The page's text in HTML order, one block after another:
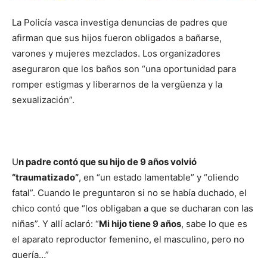
La Policía vasca investiga denuncias de padres que
afirman que sus hijos fueron obligados a bañarse,
varones y mujeres mezclados. Los organizadores
aseguraron que los baños son “una oportunidad para
romper estigmas y liberarnos de la vergüenza y la
sexualización”.
Un padre contó que su hijo de 9 años volvió
“traumatizado”, en “un estado lamentable” y “oliendo
fatal”. Cuando le preguntaron si no se había duchado, el
chico contó que “los obligaban a que se ducharan con las
niñas”. Y allí aclaró: “Mi hijo tiene 9 años, sabe lo que es
el aparato reproductor femenino, el masculino, pero no
quería…”